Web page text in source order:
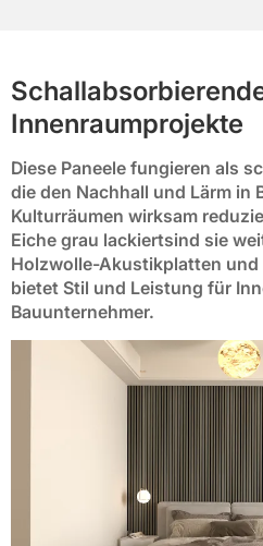
Innenraumprojekte
Diese Paneele fungieren als
die den Nachhall und Lärm in
Kulturräumen wirksam
Eiche grau lackiertsind sie
Holzwolle-Akustikplatten und
bietet Stil und Leistung für
Bauunternehmer.